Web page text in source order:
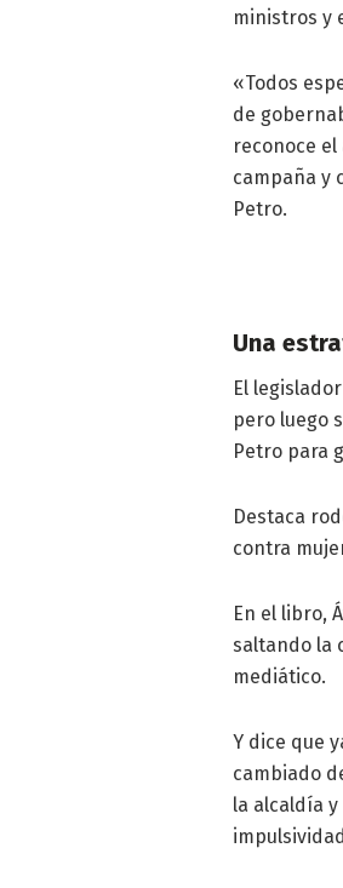
ministros y
«Todos
de
reconoce
campaña y
Petro.
Una
El
pero luego
Petro para
Destaca
contra
En el libro,
saltando la
mediático.
Y dice que
cambiado
la alcaldía